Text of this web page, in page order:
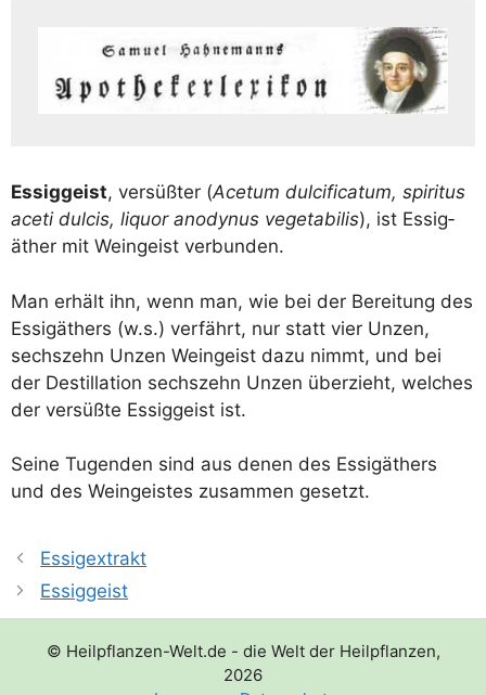
Essig­geist, ver­süß­ter (Ace­tum dul­ci­fi­ca­tum, spi­ri­tus
ace­ti dul­cis, liqu­or anody­nus vege­ta­bi­lis), ist Essig­
äther mit Wein­geist verbunden.
Man erhält ihn, wenn man, wie bei der Berei­tung des
Essig­äthers (w.s.) ver­fährt, nur statt vier Unzen,
sechs­zehn Unzen Wein­geist dazu nimmt, und bei
der Destil­la­ti­on sechs­zehn Unzen über­zieht, wel­ches
der ver­süß­te Essig­geist ist.
Sei­ne Tugen­den sind aus denen des Essig­äthers
und des Wein­geis­tes zusam­men gesetzt.
Essigextrakt
Essiggeist
© Heilpflanzen-Welt.de - die Welt der Heilpflanzen,
2026